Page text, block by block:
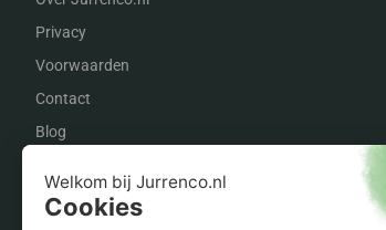
Privacy
Voorwaarden
Contact
Blog